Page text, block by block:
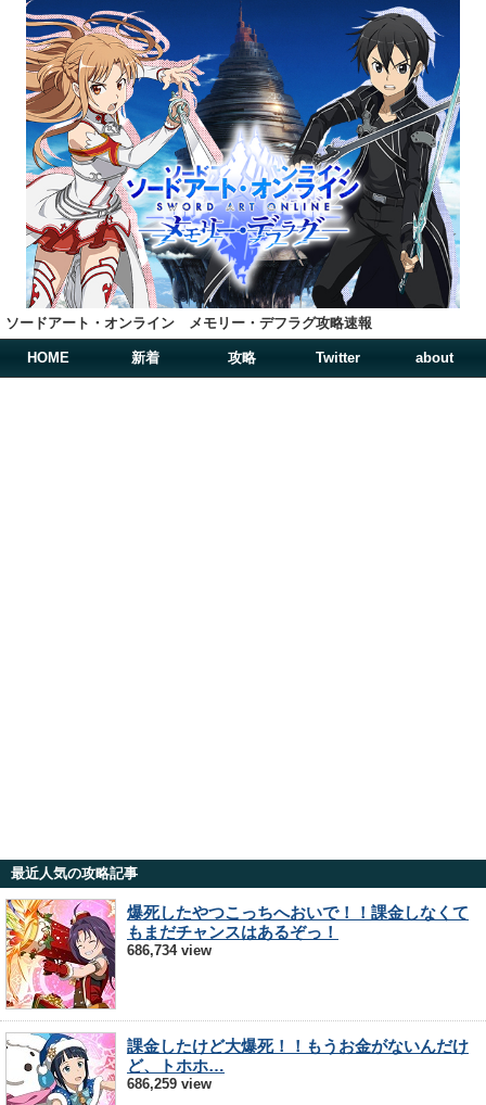
ソードアート・オンライン メモリー・デフラグ攻略速報
HOME 新着 攻略 Twitter about
最近人気の攻略記事
爆死したやつこっちへおいで！！課金しなくて
もまだチャンスはあるぞっ！
686,734 view
課金したけど大爆死！！もうお金がないんだけ
ど、トホホ…
686,259 view